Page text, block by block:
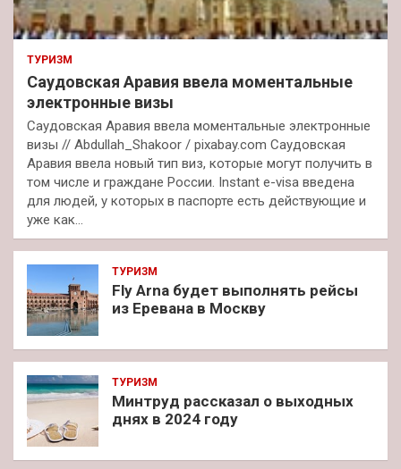
ТУРИЗМ
Саудовская Аравия ввела моментальные
электронные визы
Саудовская Аравия ввела моментальные электронные
визы // Abdullah_Shakoor / pixabay.com Саудовская
Аравия ввела новый тип виз, которые могут получить в
том числе и граждане России. Instant e-visa введена
для людей, у которых в паспорте есть действующие и
уже как…
ТУРИЗМ
Fly Arna будет выполнять рейсы
из Еревана в Москву
ТУРИЗМ
Минтруд рассказал о выходных
днях в 2024 году